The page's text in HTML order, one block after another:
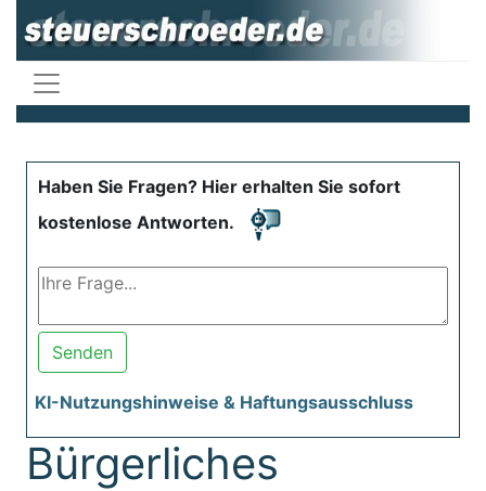
Haben Sie Fragen? Hier erhalten Sie sofort
kostenlose Antworten.
Senden
KI-Nutzungshinweise & Haftungsausschluss
Bürgerliches